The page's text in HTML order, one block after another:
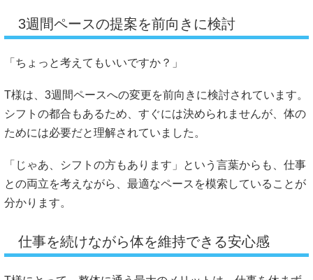
3週間ペースの提案を前向きに検討
「ちょっと考えてもいいですか？」
T様は、3週間ペースへの変更を前向きに検討されています。
シフトの都合もあるため、すぐには決められませんが、体の
ためには必要だと理解されていました。
「じゃあ、シフトの方もあります」という言葉からも、仕事
との両立を考えながら、最適なペースを模索していることが
分かります。
仕事を続けながら体を維持できる安心感